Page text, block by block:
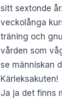
sitt sextonde
veckolånga
träning och
vården som
se människan
Kärleksakuten!
Ja ja det finns